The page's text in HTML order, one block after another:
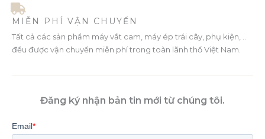
MIỄN PHÍ VẬN CHUYỂN
Tất cả các sản phẩm máy vắt cam, máy ép trái cây, phụ kiện, ..
đều được vận chuyển miễn phí trong toàn lãnh thổ Việt Nam.
Đăng ký nhận bản tin mới từ chúng tôi.